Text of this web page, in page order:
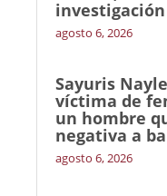
agosto 6, 2026
Sayuris
víctima de
un hombre
negativa a
agosto 6, 2026